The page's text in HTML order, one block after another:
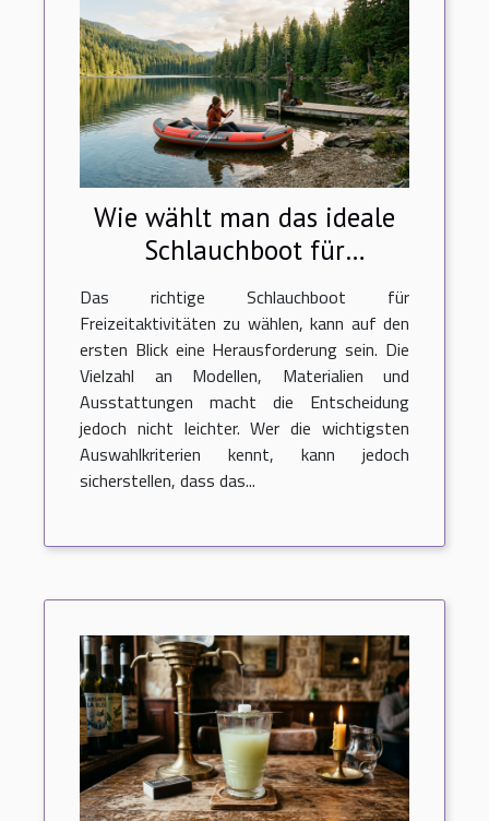
Wie wählt man das ideale
Schlauchboot für
Freizeitaktivitäten aus?
Das richtige Schlauchboot für
Freizeitaktivitäten zu wählen, kann auf den
ersten Blick eine Herausforderung sein. Die
Vielzahl an Modellen, Materialien und
Ausstattungen macht die Entscheidung
jedoch nicht leichter. Wer die wichtigsten
Auswahlkriterien kennt, kann jedoch
sicherstellen, dass das...